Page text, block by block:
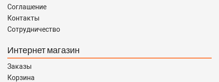
Соглашение
Контакты
Сотрудничество
Интернет магазин
Заказы
Корзина